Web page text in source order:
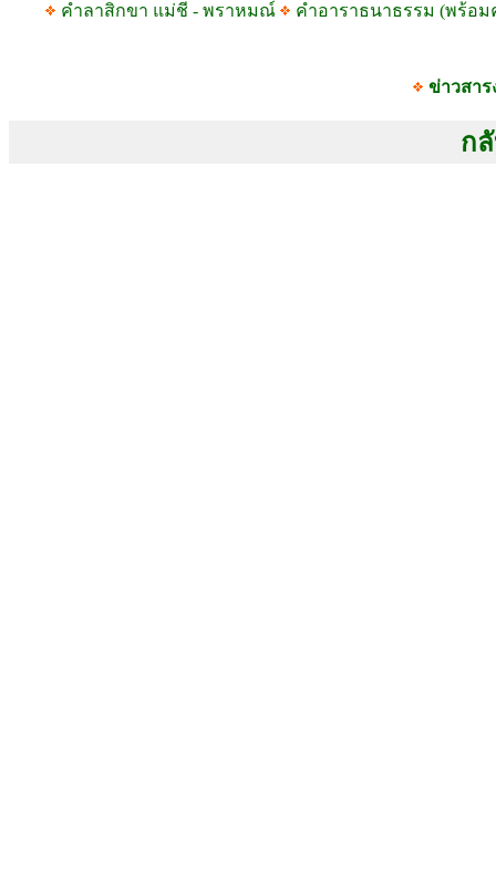
คำลาสิกขา แม่ชี - พราหมณ์
คำอาราธนาธรรม (พร้อม
ข่าวสา
ก